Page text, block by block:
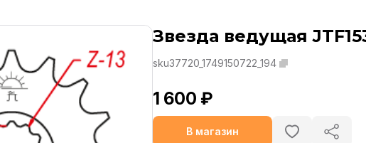
Звезда ведущая
sku37720_1749150722_194
1 600 ₽
В магазин